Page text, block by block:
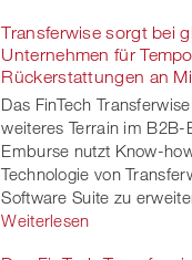
Transferwise sorgt bei
Unternehmen für
Rückerstattungen an
Das FinTech
weiteres Terrain im B2B-
Emburse nutzt Know-
Technologie von
Software Suite zu
Weiterlesen